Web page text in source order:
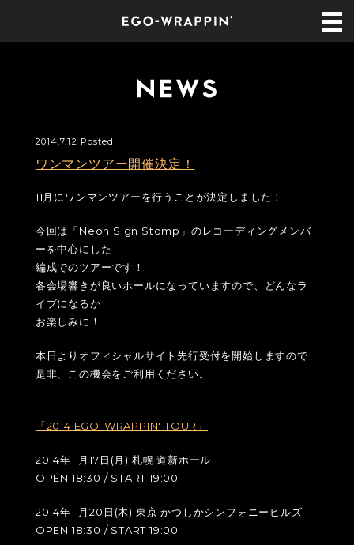
2014.7.12 Posted
ワンマンツアー開催決定！
11月にワンマンツアーを行うことが決定しました！
今回は「Neon Sign Stomp」のレコーディングメンバ
ーを中心にした
編成でのツアーです！
各会場響きが良いホールになっていますので、どんなラ
イブになるか
お楽しみに！
本日よりオフィシャルサイト先行受付を開始しますので
是非、この機会をご利用ください。
-------------------------------------------------------------
「2014 EGO-WRAPPIN' TOUR」
2014年11月17日(月) 札幌 道新ホール
OPEN 18:30 / START 19:00
2014年11月20日(木) 東京 かつしかシンフォニーヒルズ
OPEN 18:30 / START 19:00